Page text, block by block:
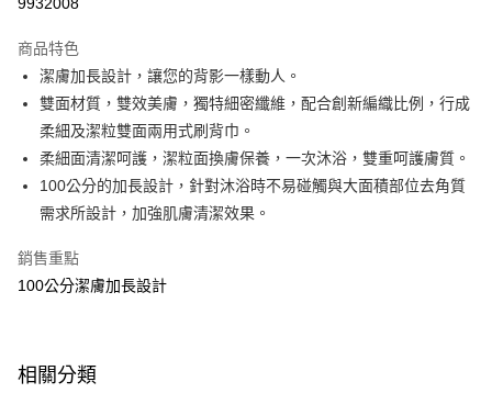
LINE Pay
Apple Pay
街口支付
悠遊付
便利好安心！
１．簡單：不需註冊會員、不需綁卡、不需儲值。
商品特色
潔膚加長設計，讓您的背影一樣動人。
雙面材質，雙效美膚，獨特細密纖維，配合創新編織比例，行成
柔細及潔粒雙面兩用式刷背巾。
柔細面清潔呵護，潔粒面換膚保養，一次沐浴，雙重呵護膚質。
100公分的加長設計，針對沐浴時不易碰觸與大面積部位去角質
需求所設計，加強肌膚清潔效果。
銷售重點
100公分潔膚加長設計
相關分類